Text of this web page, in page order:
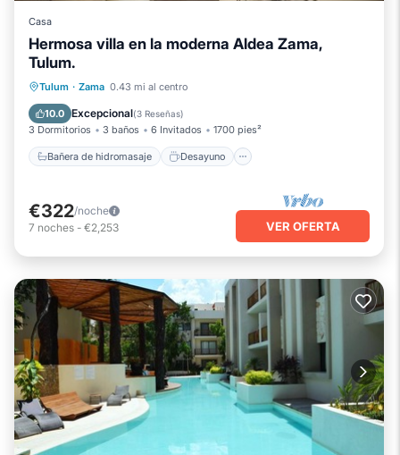
Casa
Hermosa villa en la moderna Aldea Zama,
Tulum.
Tulum · Zama 0.43 mi al centro
10.0 Excepcional(3 Reseñas)
3 Dormitorios 3 baños 6 Invitados 1700 pies²
Bañera de hidromasaje Desayuno
Bañera de hidromasaje
Aparcamiento
€322/noche
7 noches - €2,253 VER OFERTA